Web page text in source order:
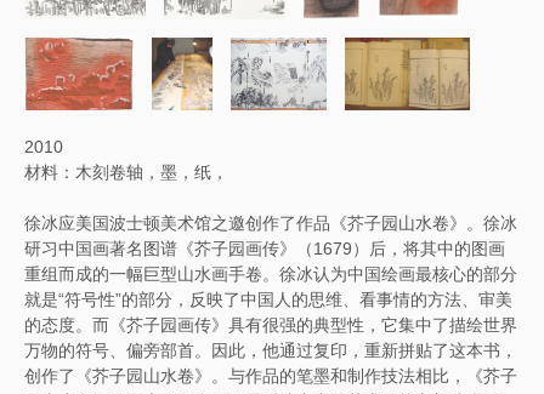
2010
材料：木刻卷轴，墨，纸，
徐冰应美国波士顿美术馆之邀创作了作品《芥子园山水卷》。徐冰
研习中国画著名图谱《芥子园画传》（1679）后，将其中的图画
重组而成的一幅巨型山水画手卷。徐冰认为中国绘画最核心的部分
就是“符号性”的部分，反映了中国人的思维、看事情的方法、审美
的态度。而《芥子园画传》具有很强的典型性，它集中了描绘世界
万物的符号、偏旁部首。因此，他通过复印，重新拼贴了这本书，
创作了《芥子园山水卷》。与作品的笔墨和制作技法相比，《芥子